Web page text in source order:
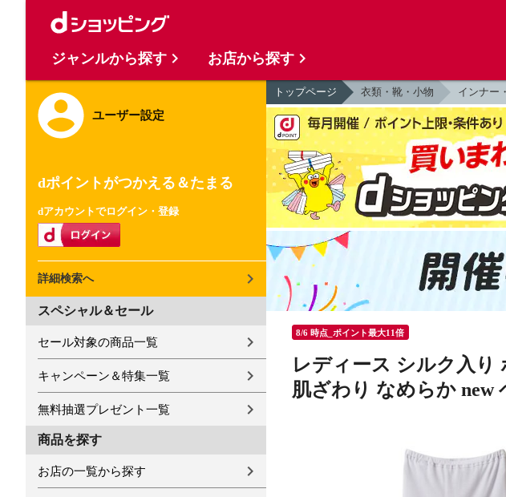
ユーザー設定
dポイントがつかえる＆たまる
dアカウントでログイン・登録
詳細検索へ
スペシャル＆セール
セール対象の商品一覧
キャンペーン＆特集一覧
無料抽選プレゼント一覧
商品を探す
お店の一覧から探す
トップページ 衣類・靴・小物 インナー
8/6 時点_ポイント最大11倍
レディース シルク入り
肌ざわり なめらか
ジャンルから探す お店から探す